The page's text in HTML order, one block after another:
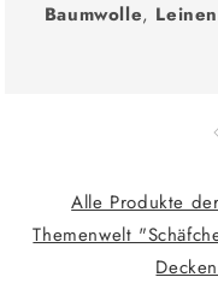
Baumwolle, Leinen
Alle Produkte
Themenwelt